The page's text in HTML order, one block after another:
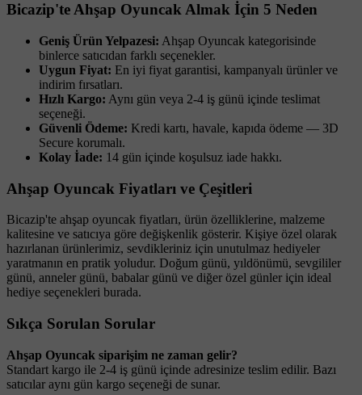
Bicazip'te Ahşap Oyuncak Almak İçin 5 Neden
Geniş Ürün Yelpazesi: Ahşap Oyuncak kategorisinde
binlerce satıcıdan farklı seçenekler.
Uygun Fiyat: En iyi fiyat garantisi, kampanyalı ürünler ve
indirim fırsatları.
Hızlı Kargo: Aynı gün veya 2-4 iş günü içinde teslimat
seçeneği.
Güvenli Ödeme: Kredi kartı, havale, kapıda ödeme — 3D
Secure korumalı.
Kolay İade: 14 gün içinde koşulsuz iade hakkı.
Ahşap Oyuncak Fiyatları ve Çeşitleri
Bicazip'te ahşap oyuncak fiyatları, ürün özelliklerine, malzeme
kalitesine ve satıcıya göre değişkenlik gösterir. Kişiye özel olarak
hazırlanan ürünlerimiz, sevdikleriniz için unutulmaz hediyeler
yaratmanın en pratik yoludur. Doğum günü, yıldönümü, sevgililer
günü, anneler günü, babalar günü ve diğer özel günler için ideal
hediye seçenekleri burada.
Sıkça Sorulan Sorular
Ahşap Oyuncak siparişim ne zaman gelir?
Standart kargo ile 2-4 iş günü içinde adresinize teslim edilir. Bazı
satıcılar aynı gün kargo seçeneği de sunar.